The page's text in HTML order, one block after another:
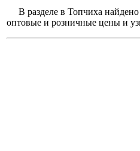
В разделе в Топчиха
оптовые и розничные цены и